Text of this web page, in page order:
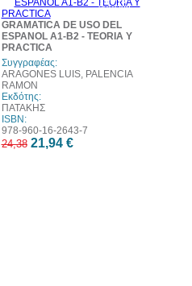
έκπτωση
GRAMATICA DE USO DEL
ESPANOL A1-B2 - TEORIA Y
PRACTICA
Συγγραφέας:
ARAGONES LUIS, PALENCIA
RAMON
Εκδότης:
ΠΑΤΑΚΗΣ
ISBN:
978-960-16-2643-7
24,38 21,94 €